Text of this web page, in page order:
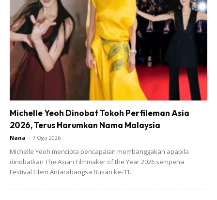
6. Emas sebagai modal pusingan bisnes. Tidak perlu untuk
membuat pinjaman bank sebaliknya boleh dapatkan
Michelle Yeoh Dinobat Tokoh Perfileman Asia
2026, Terus Harumkan Nama Malaysia
Nana - 7 Ogo 2026
Michelle Yeoh mencipta pencapaian membanggakan apabila
dinobatkan The Asian Filmmaker of the Year 2026 sempena
Festival Filem Antarabangsa Busan ke-31.